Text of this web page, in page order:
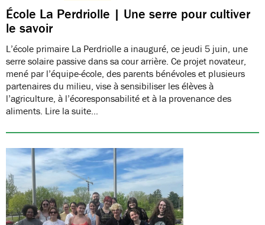
École La Perdriolle | Une serre pour cultiver
le savoir
L’école primaire La Perdriolle a inauguré, ce jeudi 5 juin, une
serre solaire passive dans sa cour arrière. Ce projet novateur,
mené par l’équipe-école, des parents bénévoles et plusieurs
partenaires du milieu, vise à sensibiliser les élèves à
l’agriculture, à l’écoresponsabilité et à la provenance des
aliments. Lire la suite…